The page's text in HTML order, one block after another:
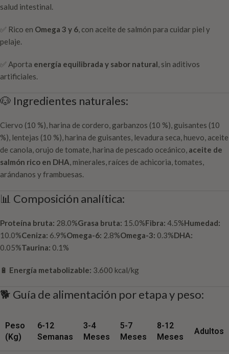
salud intestinal.
✅ Rico en Omega 3 y 6, con aceite de salmón para cuidar piel y
pelaje.
✅ Aporta energía equilibrada y sabor natural, sin aditivos
artificiales.
🐶 Ingredientes naturales:
Ciervo (10 %), harina de cordero, garbanzos (10 %), guisantes (10
%), lentejas (10 %), harina de guisantes, levadura seca, huevo, aceite
de canola, orujo de tomate, harina de pescado oceánico, aceite de
salmón rico en DHA, minerales, raíces de achicoria, tomates,
arándanos y frambuesas.
📊 Composición analítica:
Proteína bruta: 28.0%Grasa bruta: 15.0%Fibra: 4.5%Humedad:
10.0%Ceniza: 6.9%Omega-6: 2.8%Omega-3: 0.3%DHA:
0.05%Taurina: 0.1%
🔋 Energía metabolizable: 3.600 kcal/kg
🐕 Guía de alimentación por etapa y peso:
Peso
(kg)
6-12
Semanas
3-4
Meses
5-7
Meses
8-12
Meses
Adultos